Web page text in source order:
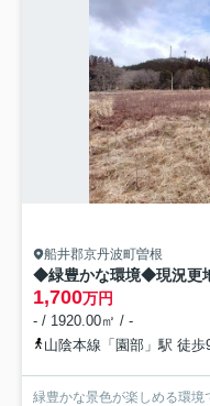
船井郡京丹波町曽根
1,700万円
- / 1920.00㎡ / -
山陰本線「園部」駅 徒歩
緑豊かな景色が楽しめる環